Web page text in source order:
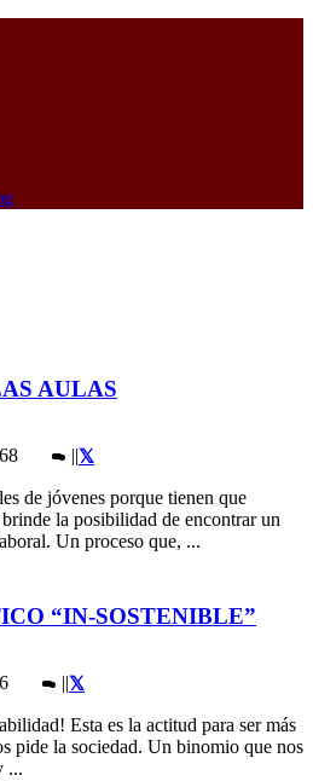
AULAS
||
de jóvenes porque tienen que
la posibilidad de encontrar un
Un proceso que, ...
“IN-SOSTENIBLE”
||
Esta es la actitud para ser más
pide la sociedad. Un binomio que nos
...